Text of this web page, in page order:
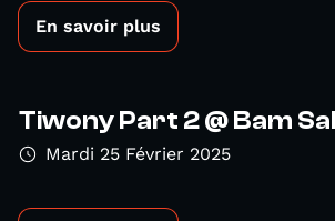
En savoir plus
Tiwony Part 2 @ Bam
Mardi 25 Février 2025